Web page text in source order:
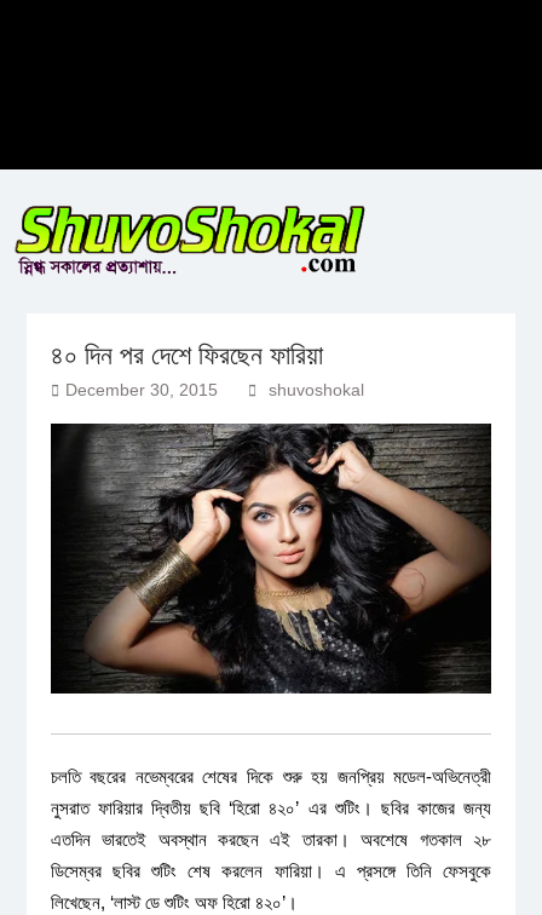
৪০ দিন পর দেশে ফিরছেন ফারিয়া
December 30, 2015 shuvoshokal
চলতি বছরের নভেম্বরের শেষের দিকে শুরু হয় জনপ্রিয় মডেল-অভিনেত্রী
নুসরাত ফারিয়ার দ্বিতীয় ছবি ‘হিরো ৪২০’ এর শুটিং। ছবির কাজের জন্য
এতদিন ভারতেই অবস্থান করছেন এই তারকা। অবশেষে গতকাল ২৮
ডিসেম্বর ছবির শুটিং শেষ করলেন ফারিয়া। এ প্রসঙ্গে তিনি ফেসবুকে
লিখেছেন, ‘লাস্ট ডে শুটিং অফ হিরো ৪২০’।